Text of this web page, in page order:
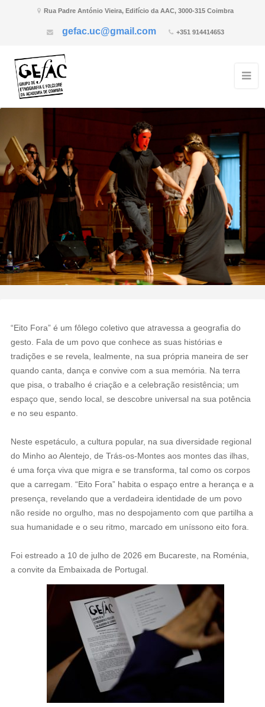
Rua Padre António Vieira, Edifício da AAC, 3000-315 Coimbra
gefac.uc@gmail.com +351 914414653
“Eito Fora” é um fôlego coletivo que atravessa a geografia do
gesto. Fala de um povo que conhece as suas histórias e
tradições e se revela, lealmente, na sua própria maneira de ser
quando canta, dança e convive com a sua memória. Na terra
que pisa, o trabalho é criação e a celebração resistência; um
espaço que, sendo local, se descobre universal na sua potência
e no seu espanto.
Neste espetáculo, a cultura popular, na sua diversidade regional
do Minho ao Alentejo, de Trás-os-Montes aos montes das ilhas,
é uma força viva que migra e se transforma, tal como os corpos
que a carregam. “Eito Fora” habita o espaço entre a herança e a
presença, revelando que a verdadeira identidade de um povo
não reside no orgulho, mas no despojamento com que partilha a
sua humanidade e o seu ritmo, marcado em uníssono eito fora.
Foi estreado a 10 de julho de 2026 em Bucareste, na Roménia,
a convite da Embaixada de Portugal.